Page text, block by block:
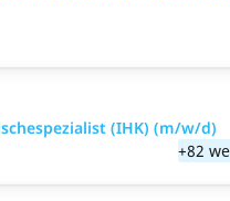
(IHK) (m/w/d)
+82